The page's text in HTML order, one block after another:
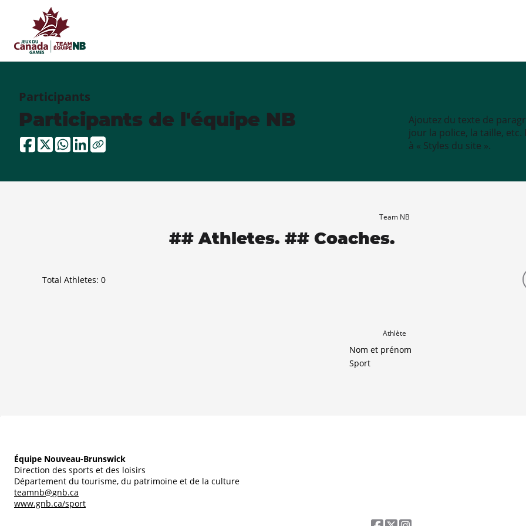
Participants
Participants de l'équipe NB
Ajoutez du texte de
jour la police, la taille,
à « Styles du site ».
Team NB
## Athletes. ## Coaches.
Total Athletes: 0
Athlète
Nom et prénom
Sport
Équipe Nouveau-Brunswick
Direction des sports et des loisirs
Département du tourisme, du patrimoine et de la culture
teamnb@gnb.ca
www.gnb.ca/sport